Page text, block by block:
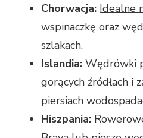
Chorwacja: Idealne
wspinaczkę oraz
szlakach.
Islandia: Wędrówki
gorących źródłach i
piersiach
Hiszpania: